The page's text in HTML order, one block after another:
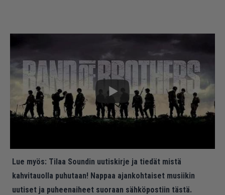
Lue myös: Tilaa Soundin uutiskirje ja tiedät mistä
kahvitauolla puhutaan! Nappaa ajankohtaiset musiikin
uutiset ja puheenaiheet suoraan sähköpostiin tästä.